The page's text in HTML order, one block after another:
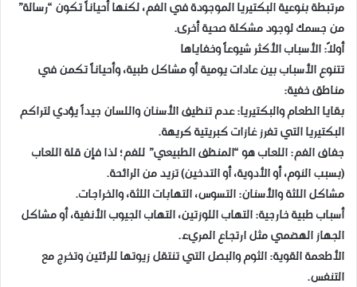
مرتبطة بنوعية البكتيريا الموجودة في الفم، لكنها أحياناً تكون “رسالة”
من جسمك لوجود مشكلة صحية أخرى.
​أولاً: الأسباب الأكثر شيوعاً وخفاياها
​تتنوع الأسباب بين عادات يومية أو مشاكل طبية، وأحياناً تكمن في
مناطق خفية:
​بقايا الطعام والبكتيريا: عدم تنظيف الأسنان واللسان جيداً يؤدي لتراكم
البكتيريا التي تفرز غازات كبريتية كريهة.
​جفاف الفم: اللعاب هو “المنظف الطبيعي” للفم؛ لذا فإن قلة اللعاب
(بسبب النوم، أو الأدوية، أو التدخين) تزيد من الرائحة.
​مشاكل اللثة والأسنان: التسوس، التهابات اللثة، والخراجات.
​أسباب طبية خارجية: التهاب اللوزتين، التهاب الجيوب الأنفية، أو مشاكل
الجهاز الهضمي مثل ارتجاع المريء.
​الأطعمة القوية: الثوم والبصل التي تنتقل زيوتها للرئتين وتخرج مع
التنفس.